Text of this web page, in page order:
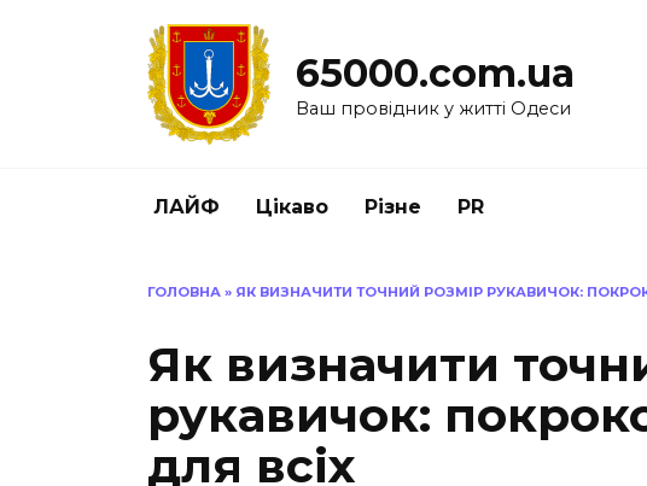
65000.com.ua
Ваш провідник у житті Одеси
ЛАЙФ Цікаво Різне PR
ГОЛОВНА » ЯК ВИЗНАЧИТИ ТОЧНИЙ РОЗМІР РУКАВИЧОК:
Як визначити
рукавичок:
для всіх